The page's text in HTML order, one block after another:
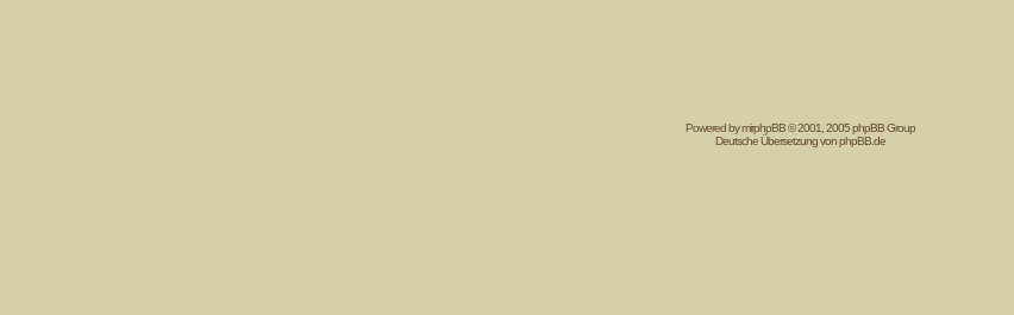
Powered by mirphpBB© 2001, 2005 phpBB Group
Deutsche Übersetzung vonphpBB.de